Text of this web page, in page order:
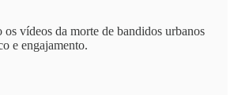
vídeos da morte de bandidos urbanos
e engajamento.